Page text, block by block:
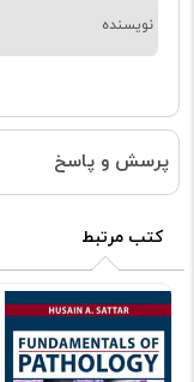
نویسنده
پرسش و پاسخ
کتب مرتبط